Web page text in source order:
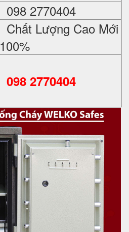
098 2770404
Chất Lượng Cao Mới
100%
098 2770404